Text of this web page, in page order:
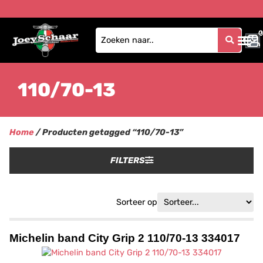
0
0
110/70-13
Home/ Producten getagged “110/70-13”
FILTERS
Sorteer op
Michelin band City Grip 2 110/70-13 334017